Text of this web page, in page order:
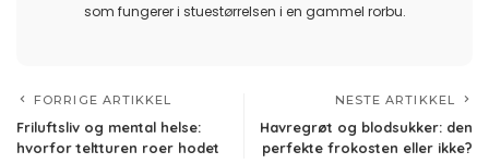
som fungerer i stuestørrelsen i en gammel rorbu.
FORRIGE ARTIKKEL
Friluftsliv og mental helse:
hvorfor teltturen roer hodet
NESTE ARTIKKEL
Havregrøt og blodsukker: den
perfekte frokosten eller ikke?